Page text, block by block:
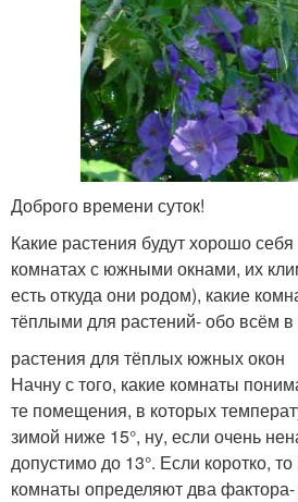
Доброго времени суток!
Какие растения будут хорошо себя
комнатах с южными окнами, их
есть откуда они родом), какие
тёплыми для растений- обо всём в
растения для тёплых южных окон
Начну с того, какие комнаты
те помещения, в которых
зимой ниже 15°, ну, если очень
допустимо до 13°. Если коротко,
комнаты определяют два фактора-